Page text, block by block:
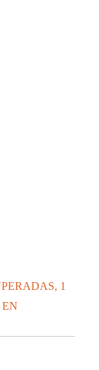
1